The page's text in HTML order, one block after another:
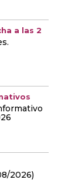
a las 2
2026)